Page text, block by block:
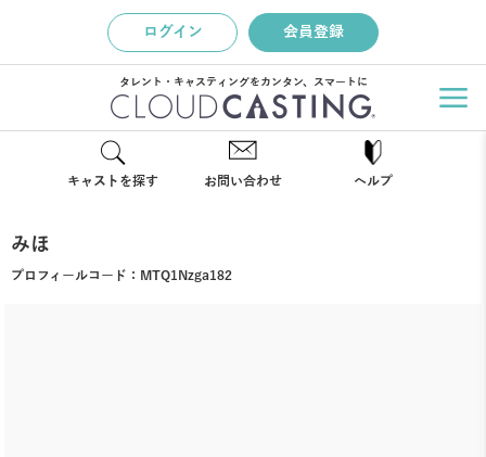
ログイン 会員登録
タレント・キャスティングをカンタン、スマートに
キャストを探す お問い合わせ ヘルプ
みほ
プロフィールコード： MTQ1Nzga182